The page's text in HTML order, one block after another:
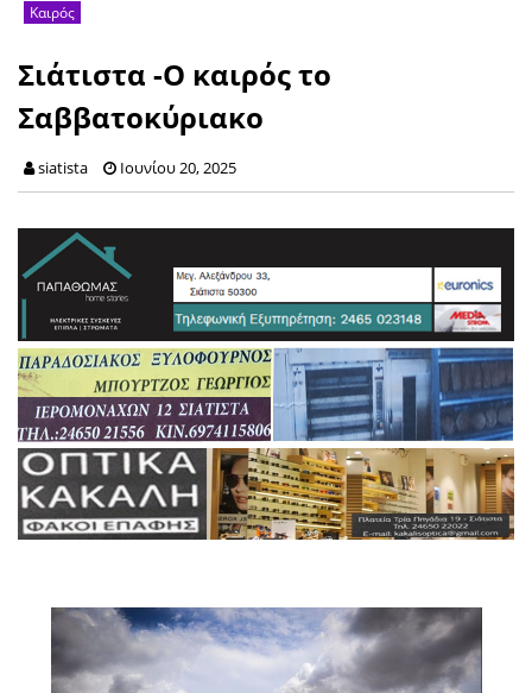
Καιρός
Σιάτιστα -Ο καιρός το
Σαββατοκύριακο
siatista Ιουνίου 20, 2025